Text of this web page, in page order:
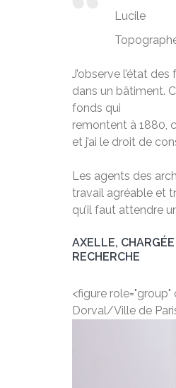
Lucile
J’observe l’état
dans un bâtiment.
fonds qui
remontent à 1880,
et j’ai le droit de
Les agents des
travail agréable et
qu’il faut attendre
AXELLE, CHARGÉE
RECHERCHE
<figure
Dorval/Ville de